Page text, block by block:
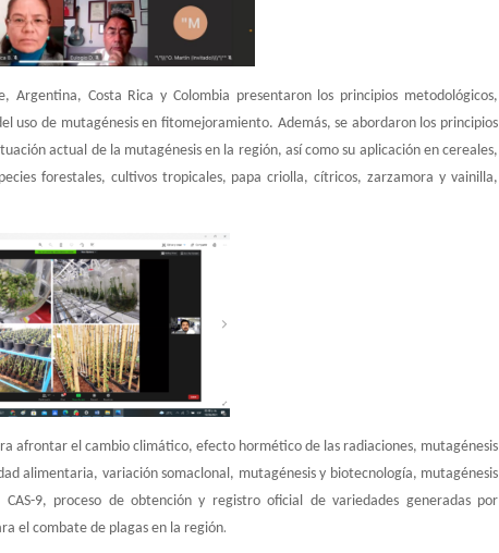
Argentina, Costa Rica y Colombia presentaron los principios metodológicos,
uso de mutagénesis en fitomejoramiento. Además, se abordaron los principios
actual de la mutagénesis en la región, así como su aplicación en cereales,
forestales, cultivos tropicales, papa criolla, cítricos, zarzamora y vainilla,
afrontar el cambio climático, efecto hormético de las radiaciones, mutagénesis
alimentaria, variación somaclonal, mutagénesis y biotecnología, mutagénesis
9, proceso de obtención y registro oficial de variedades generadas por
el combate de plagas en la región.